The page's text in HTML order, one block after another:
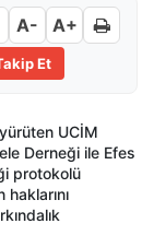
A- A+
Et
UCİM
Derneği ile Efes
protokolü